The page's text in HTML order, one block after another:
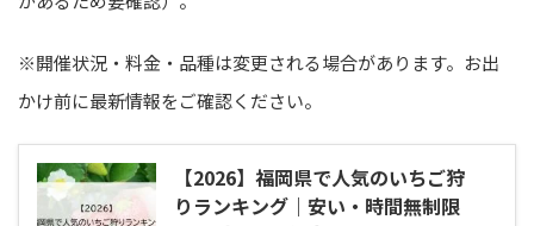
※開催状況・料金・品種は変更される場合があります。お出
かけ前に最新情報をご確認ください。
【2026】福岡県で人気のいちご狩
りランキング｜安い・時間無制限